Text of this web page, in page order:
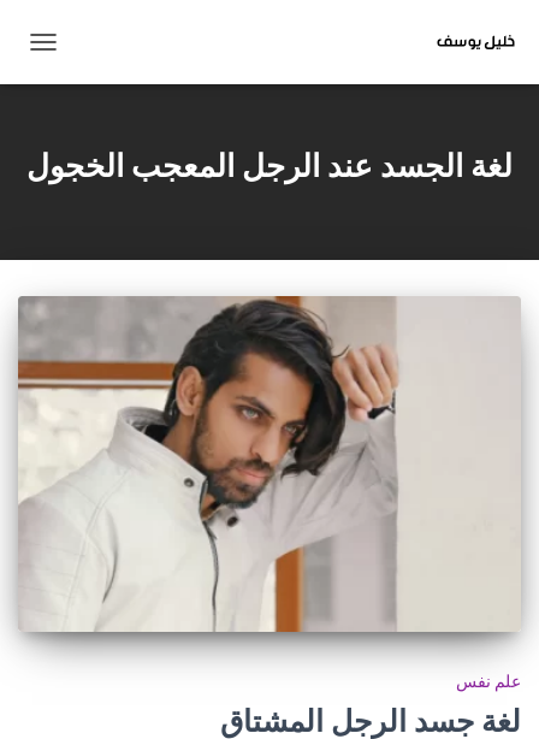
التنقل
لغة الجسد عند الرجل المعجب الخجول
علم نفس
لغة جسد الرجل المشتاق